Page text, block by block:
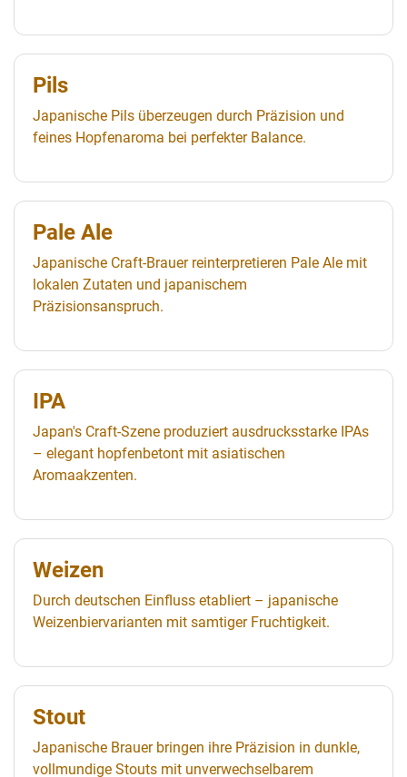
Pils
Japanische Pils überzeugen durch Präzision und
feines Hopfenaroma bei perfekter Balance.
Pale Ale
Japanische Craft-Brauer reinterpretieren Pale Ale mit
lokalen Zutaten und japanischem
Präzisionsanspruch.
IPA
Japan's Craft-Szene produziert ausdrucksstarke IPAs
– elegant hopfenbetont mit asiatischen
Aromaakzenten.
Weizen
Durch deutschen Einfluss etabliert – japanische
Weizenbiervarianten mit samtiger Fruchtigkeit.
Stout
Japanische Brauer bringen ihre Präzision in dunkle,
vollmundige Stouts mit unverwechselbarem